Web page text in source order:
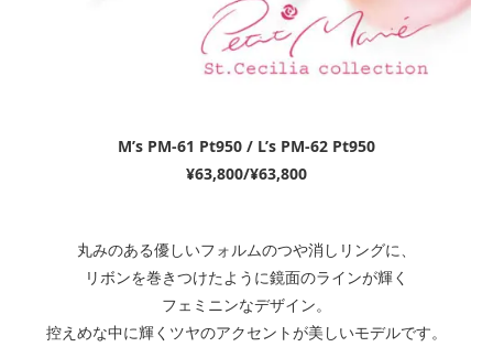
M’s PM-61 Pt950 / L’s PM-62 Pt950
¥63,800/¥63,800
丸みのある優しいフォルムのつや消しリングに、
リボンを巻きつけたように鏡面のラインが輝く
フェミニンなデザイン。
控えめな中に輝くツヤのアクセントが美しいモデルです。